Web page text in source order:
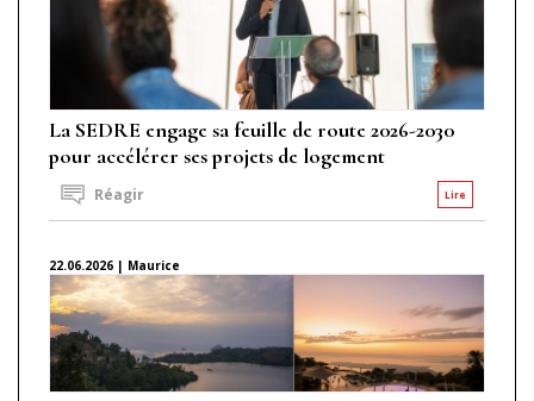
La SEDRE engage sa feuille de route 2026-2030
pour accélérer ses projets de logement
Lire
Réagir
22.06.2026 | Maurice